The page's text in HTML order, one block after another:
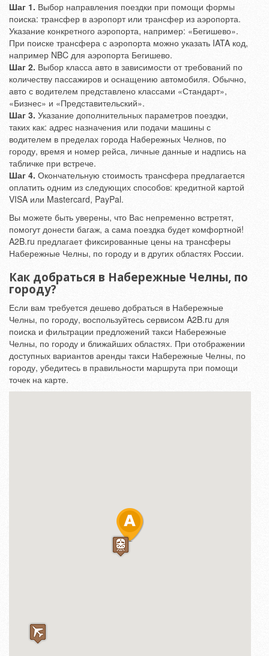
Шаг 1. Выбор направления поездки при помощи формы
поиска: трансфер в аэропорт или трансфер из аэропорта.
Указание конкретного аэропорта, например: «Бегишево».
При поиске трансфера с аэропорта можно указать IATA код,
например NBC для аэропорта Бегишево.
Шаг 2. Выбор класса авто в зависимости от требований по
количеству пассажиров и оснащению автомобиля. Обычно,
авто с водителем представлено классами «Стандарт»,
«Бизнес» и «Представительский».
Шаг 3. Указание дополнительных параметров поездки,
таких как: адрес назначения или подачи машины с
водителем в пределах города Набережных Челнов, по
городу, время и номер рейса, личные данные и надпись на
табличке при встрече.
Шаг 4. Окончательную стоимость трансфера предлагается
оплатить одним из следующих способов: кредитной картой
VISA или Mastercard, PayPal.
Вы можете быть уверены, что Вас непременно встретят,
помогут донести багаж, а сама поездка будет комфортной!
A2B.ru предлагает фиксированные цены на трансферы
Набережные Челны, по городу и в других областях России.
Как добраться в Набережные Челны, по
городу?
Если вам требуется дешево добраться в Набережные
Челны, по городу, воспользуйтесь сервисом A2B.ru для
поиска и фильтрации предложений такси Набережные
Челны, по городу и ближайших областях. При отображении
доступных вариантов аренды такси Набережные Челны, по
городу, убедитесь в правильности маршрута при помощи
точек на карте.